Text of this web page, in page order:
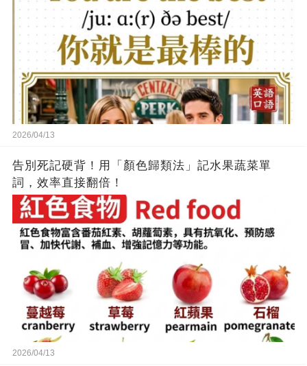
2026/04/13
告別死記硬背！用「顏色歸類法」記水果蔬菜單
詞，效率直接翻倍！
2026/04/13